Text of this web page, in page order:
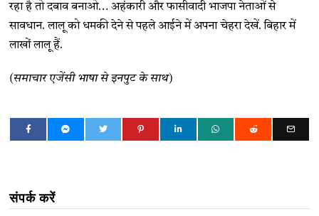
रहा है तो दबाव बनाओ… अहंकारी और फासीवादी भाजपा नेताओं से
सावधान. लालू को धमकी देने से पहले आईने में अपना चेहरा देखें. बिहार में
लाखों लालू हैं.
(समाचार एजेंसी भाषा से इनपुट के साथ)
संपर्क करें